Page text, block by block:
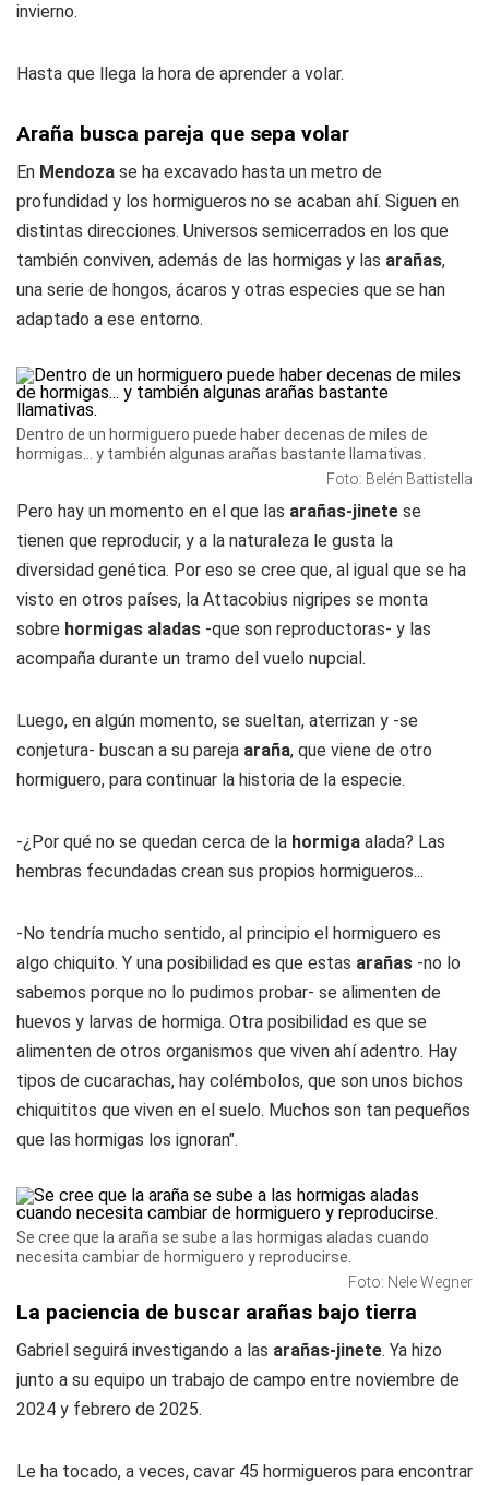
invierno.
Hasta que llega la hora de aprender a volar.
Araña busca pareja que sepa volar
En Mendoza se ha excavado hasta un metro de
profundidad y los hormigueros no se acaban ahí. Siguen en
distintas direcciones. Universos semicerrados en los que
también conviven, además de las hormigas y las arañas,
una serie de hongos, ácaros y otras especies que se han
adaptado a ese entorno.
Dentro de un hormiguero puede haber decenas de miles de
hormigas... y también algunas arañas bastante llamativas.
Foto: Belén Battistella
Pero hay un momento en el que las arañas-jinete se
tienen que reproducir, y a la naturaleza le gusta la
diversidad genética. Por eso se cree que, al igual que se ha
visto en otros países, la Attacobius nigripes se monta
sobre hormigas aladas -que son reproductoras- y las
acompaña durante un tramo del vuelo nupcial.
Luego, en algún momento, se sueltan, aterrizan y -se
conjetura- buscan a su pareja araña, que viene de otro
hormiguero, para continuar la historia de la especie.
-¿Por qué no se quedan cerca de la hormiga alada? Las
hembras fecundadas crean sus propios hormigueros...
-No tendría mucho sentido, al principio el hormiguero es
algo chiquito. Y una posibilidad es que estas arañas -no lo
sabemos porque no lo pudimos probar- se alimenten de
huevos y larvas de hormiga. Otra posibilidad es que se
alimenten de otros organismos que viven ahí adentro. Hay
tipos de cucarachas, hay colémbolos, que son unos bichos
chiquititos que viven en el suelo. Muchos son tan pequeños
que las hormigas los ignoran".
Se cree que la araña se sube a las hormigas aladas cuando
necesita cambiar de hormiguero y reproducirse.
Foto: Nele Wegner
La paciencia de buscar arañas bajo tierra
Gabriel seguirá investigando a las arañas-jinete. Ya hizo
junto a su equipo un trabajo de campo entre noviembre de
2024 y febrero de 2025.
Le ha tocado, a veces, cavar 45 hormigueros para encontrar